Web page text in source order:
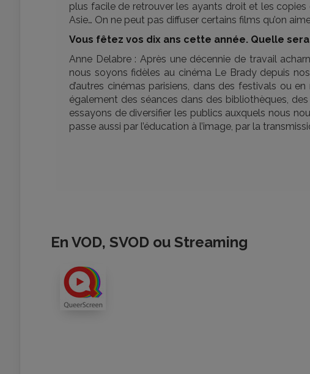
plus facile de retrouver les ayants droit et les copies
Asie… On ne peut pas diffuser certains films qu’on
Vous fêtez vos dix ans cette année. Quelle
Anne Delabre : Après une décennie de travail
nous soyons fidèles au cinéma Le Brady depuis
d’autres cinémas parisiens, dans des festivals ou
également des séances dans des bibliothèques,
essayons de diversifier les publics auxquels nous
passe aussi par l’éducation à l’image, par la
En VOD, SVOD ou Streaming